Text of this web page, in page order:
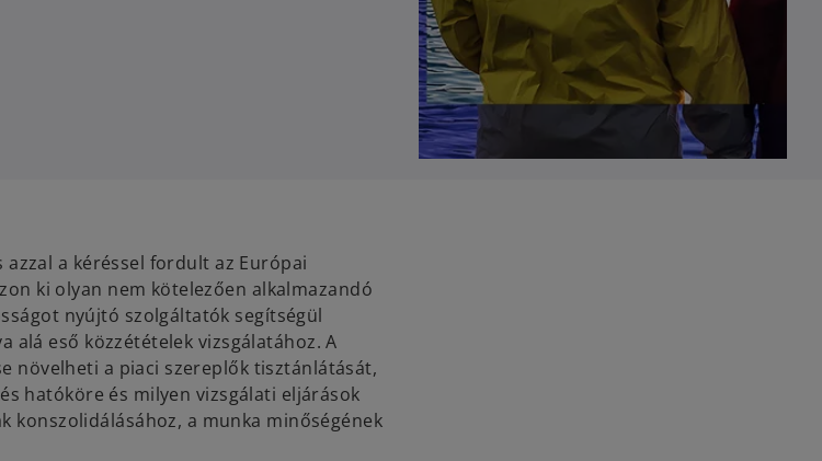
a kéréssel fordult az Európai
ki olyan nem kötelezően alkalmazandó
nyújtó szolgáltatók segítségül
alá eső közzétételek vizsgálatához. A
növelheti a piaci szereplők tisztánlátását,
hatóköre és milyen vizsgálati eljárások
konszolidálásához, a munka minőségének